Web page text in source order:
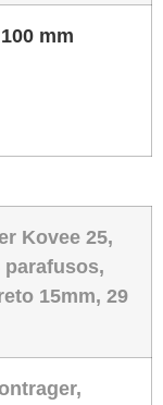
mm
Kovee 25,
parafusos,
15mm, 29